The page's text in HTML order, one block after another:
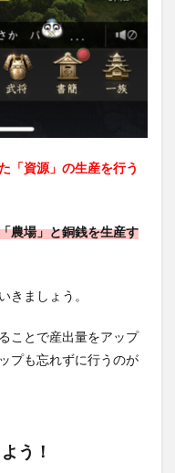
「資源」の生産を行う
農場」と銅銭を生産す
きましょう。
ことで産出量をアップ
プも忘れずに行うのが
う！